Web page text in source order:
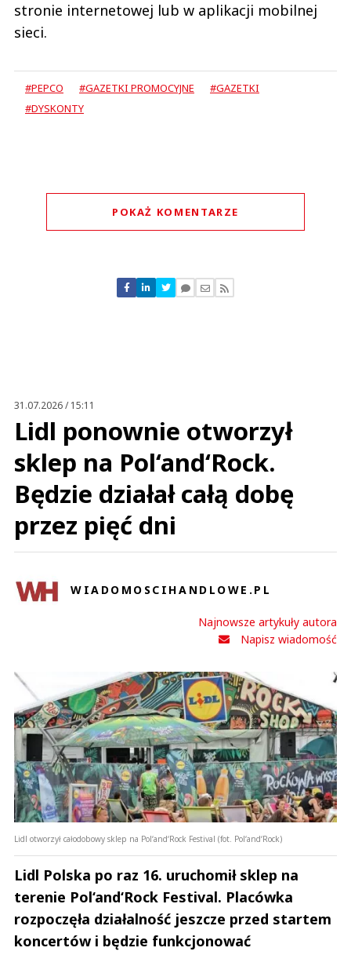
stronie internetowej lub w aplikacji mobilnej
sieci.
#PEPCO #GAZETKI PROMOCYJNE
#GAZETKI
#DYSKONTY
POKAŻ KOMENTARZE
Nie znaleziono komentarzy
Zostaw swoje komentarze
31.07.2026 / 15:11
Lidl ponownie otworzył
sklep na Pol‘and‘Rock.
Będzie działał całą dobę
przez pięć dni
WIADOMOSCIHANDLOWE.PL
Najnowsze artykuły autora
Napisz wiadomość
Lidl otworzył całodobowy sklep na Pol‘and‘Rock Festival (fot. Pol‘and‘Rock)
Lidl Polska po raz 16. uruchomił sklep na
terenie Pol‘and‘Rock Festival. Placówka
rozpoczęła działalność jeszcze przed startem
koncertów i będzie funkcjonować